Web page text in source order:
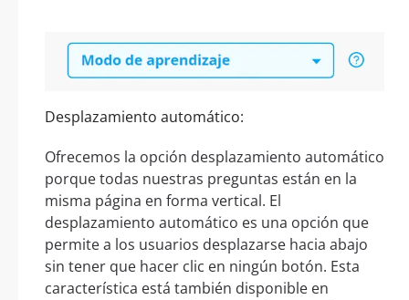
Desplazamiento automático:
Ofrecemos la opción desplazamiento automático
porque todas nuestras preguntas están en la
misma página en forma vertical. El
desplazamiento automático es una opción que
permite a los usuarios desplazarse hacia abajo
sin tener que hacer clic en ningún botón. Esta
característica está también disponible en